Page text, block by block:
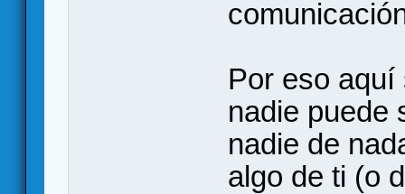
Por eso
nadie puede
nadie de
algo de ti (o